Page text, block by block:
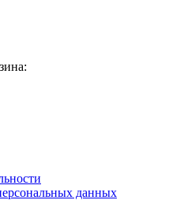
данных